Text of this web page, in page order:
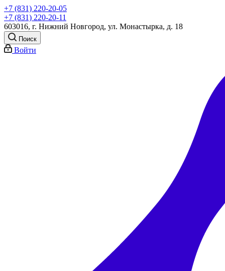
+7 (831) 220-20-05
+7 (831) 220-20-11
603016, г. Нижний Новгород, ул. Монастырка, д. 18
Поиск
Войти